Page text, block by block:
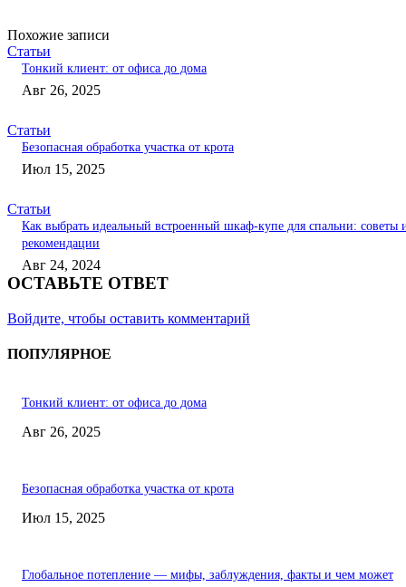
Похожие записи
Статьи
Тонкий клиент: от офиса до дома
Авг 26, 2025
Статьи
Безопасная обработка участка от крота
Июл 15, 2025
Статьи
Как выбрать идеальный встроенный шкаф-купе для спальни: советы
рекомендации
Авг 24, 2024
ОСТАВЬТЕ ОТВЕТ
Войдите, чтобы оставить комментарий
ПОПУЛЯРНОЕ
Тонкий клиент: от офиса до дома
Авг 26, 2025
Безопасная обработка участка от крота
Июл 15, 2025
Глобальное потепление — мифы, заблуждения, факты и чем может